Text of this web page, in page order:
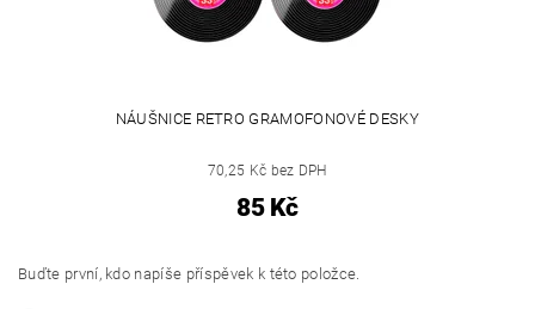
NÁUŠNICE RETRO GRAMOFONOVÉ DESKY
70,25 Kč bez DPH
85 Kč
Buďte první, kdo napíše příspěvek k této položce.